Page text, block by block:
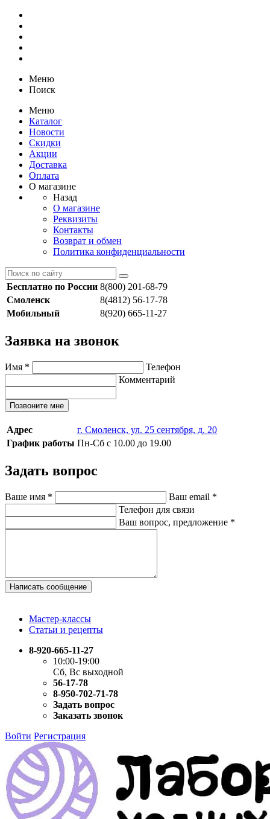
Меню
Поиск
Меню
Каталог
Новости
Скидки
Акции
Доставка
Оплата
О магазине
Назад
О магазине
Реквизиты
Контакты
Возврат и обмен
Политика конфиденциальности
Бесплатно по России 8(800) 201-68-79
Смоленск
8(4812) 56-17-78
Мобильный
8(920) 665-11-27
Заявка на звонок
Имя *
Телефон
Комментарий
Позвоните мне
Адрес
г. Смоленск, ул. 25 сентября, д. 20
График работы Пн-Сб с 10.00 до 19.00
Задать вопрос
Ваше имя * Ваш email *
Телефон для связи
Ваш вопрос, предложение *
Написать сообщение
Мастер-классы
Статьи и рецепты
8-920-665-11-27
10:00-19:00
Сб, Вс выходной
56-17-78
8-950-702-71-78
Задать вопрос
Заказать звонок
Войти Регистрация